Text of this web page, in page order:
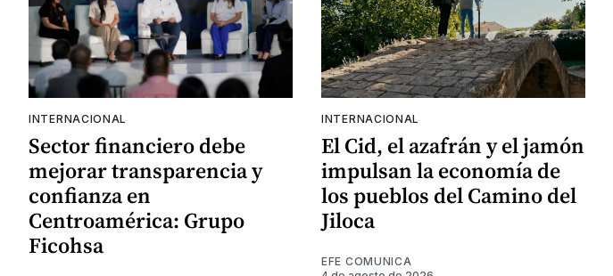
INTERNACIONAL
Sector financiero debe
mejorar transparencia y
confianza en
Centroamérica: Grupo
Ficohsa
INTERNACIONAL
El Cid, el azafrán y el jamón
impulsan la economía de
los pueblos del Camino del
Jiloca
EFE COMUNICA